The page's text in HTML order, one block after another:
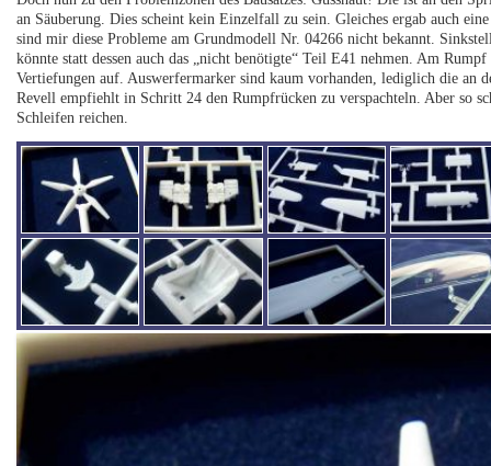
an Säuberung. Dies scheint kein Einzelfall zu sein. Gleiches ergab auch
sind mir diese Probleme am Grundmodell Nr. 04266 nicht bekannt.
könnte statt dessen auch das „nicht benötigte“ Teil E41 nehmen. Am
Vertiefungen auf. Auswerfermarker sind kaum vorhanden, lediglich die an
Revell empfiehlt in Schritt 24 den Rumpfrücken zu verspachteln. Aber so
Schleifen reichen.